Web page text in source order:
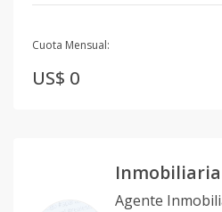
Cuota Mensual:
US$ 0
Agente